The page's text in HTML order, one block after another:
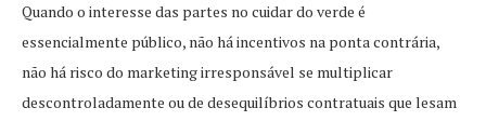
Quando o interesse das partes no cuidar do verde é
essencialmente público, não há incentivos na ponta contrária,
não há risco do marketing irresponsável se multiplicar
descontroladamente ou de desequilíbrios contratuais que lesam